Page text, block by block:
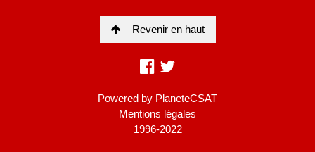
Revenir en haut
Powered by PlaneteCSAT
Mentions légales
1996-2022